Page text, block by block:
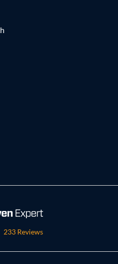
233 Reviews